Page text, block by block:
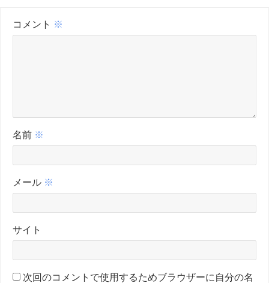
コメント ※
名前 ※
メール ※
サイト
次回のコメントで使用するためブラウザーに自分の名